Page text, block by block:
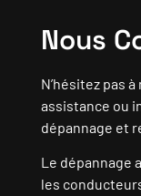
Nous
N’hésitez pas
assistance ou
dépannage et
Le dépannage
les